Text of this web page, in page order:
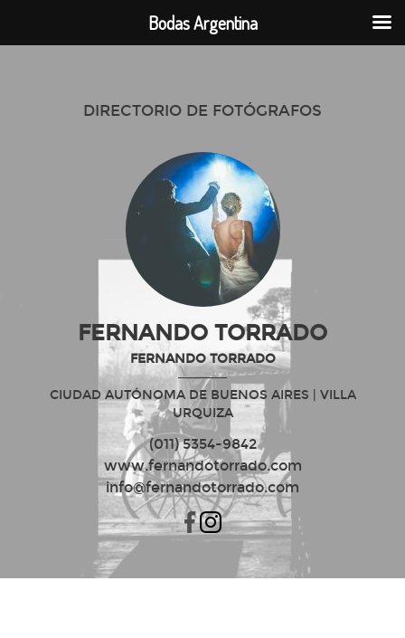
DIRECTORIO DE FOTÓGRAFOS
FERNANDO TORRADO
FERNANDO TORRADO
CIUDAD AUTÓNOMA DE BUENOS AIRES | VILLA
URQUIZA
(011) 5354-9842
www.fernandotorrado.com
info@fernandotorrado.com
Bodas Argentina